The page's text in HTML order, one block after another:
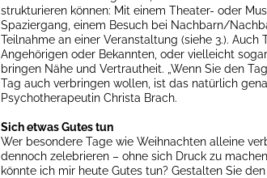
strukturieren können: Mit einem Theater- oder
Spaziergang, einem Besuch bei Nachbarn/
Teilnahme an einer Veranstaltung (siehe 3.). Auch
Angehörigen oder Bekannten, oder vielleicht
bringen Nähe und Vertrautheit. „Wenn Sie den
Tag auch verbringen wollen, ist das natürlich
Psychotherapeutin Christa Brach.
Sich etwas Gutes tun
Wer besondere Tage wie Weihnachten alleine
dennoch zelebrieren – ohne sich Druck zu
könnte ich mir heute Gutes tun? Gestalten Sie